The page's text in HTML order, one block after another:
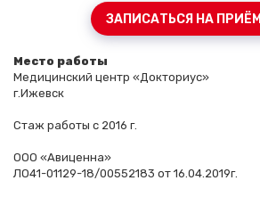
ЗАПИСАТЬСЯ НА ПРИЁМ
Место работы
Медицинский центр «Докториус»
г.Ижевск
Стаж работы с 2016 г.
ООО «Авиценна»
ЛО41-01129-18/00552183 от 16.04.2019г.